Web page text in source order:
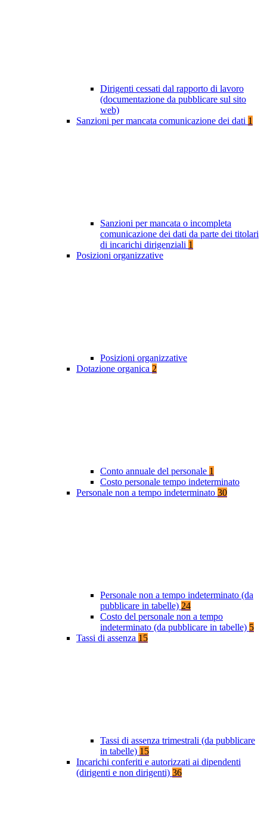
Dirigenti cessati dal rapporto di lavoro
(documentazione da pubblicare sul sito
web)
Sanzioni per mancata comunicazione dei dati 1
Sanzioni per mancata o incompleta
comunicazione dei dati da parte dei titolari
di incarichi dirigenziali 1
Posizioni organizzative
Posizioni organizzative
Dotazione organica 2
Conto annuale del personale 1
Costo personale tempo indeterminato
Personale non a tempo indeterminato 30
Personale non a tempo indeterminato (da
pubblicare in tabelle) 24
Costo del personale non a tempo
indeterminato (da pubblicare in tabelle) 5
Tassi di assenza 15
Tassi di assenza trimestrali (da pubblicare
in tabelle) 15
Incarichi conferiti e autorizzati ai dipendenti
(dirigenti e non dirigenti) 36